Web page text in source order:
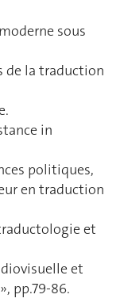
sous
de la traduction
in
politiques,
en traduction
et
et
pp.79-86.